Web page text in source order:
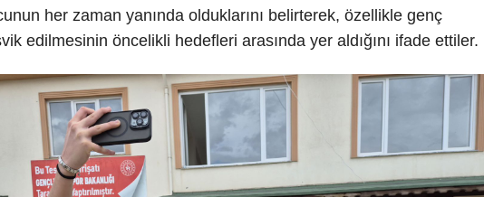
her zaman yanında olduklarını belirterek, özellikle genç
edilmesinin öncelikli hedefleri arasında yer aldığını ifade ettiler.